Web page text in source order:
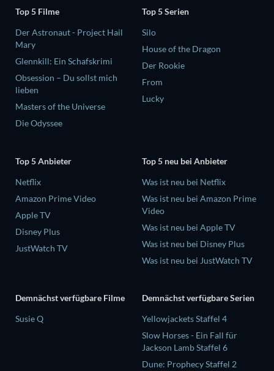
Top 5 Filme
Der Astronaut - Project Hail
Mary
Glennkill: Ein Schafskrimi
Obsession – Du sollst mich
lieben
Masters of the Universe
Die Odyssee
Top 5 Serien
Silo
House of the Dragon
Der Rookie
From
Lucky
Top 5 Anbieter
Netflix
Amazon Prime Video
Apple TV
Disney Plus
JustWatch TV
Top 5 neu bei Anbieter
Was ist neu bei Netflix
Was ist neu bei Amazon Prime
Video
Was ist neu bei Apple TV
Was ist neu bei Disney Plus
Was ist neu bei JustWatch TV
Demnächst verfügbare Filme
Susie Q
Demnächst verfügbare Serien
Yellowjackets Staffel 4
Slow Horses - Ein Fall für
Jackson Lamb Staffel 6
Dune: Prophecy Staffel 2